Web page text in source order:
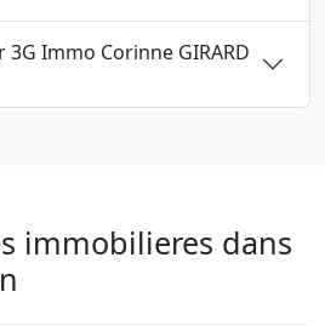
Immo Corinne GIRARD
immobilieres dans